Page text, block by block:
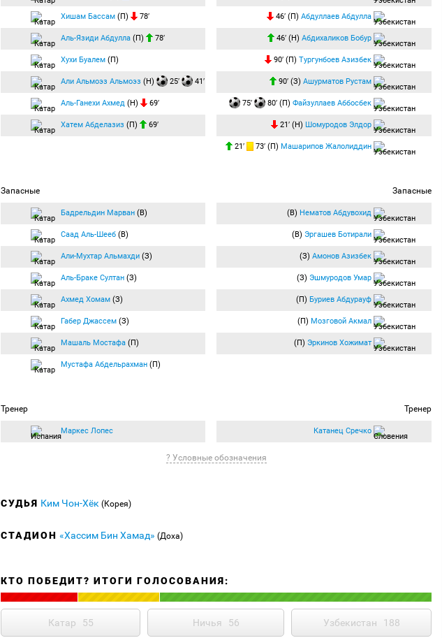
Хишам Бассам (П) 78′
Аль-Язиди Абдулла (П) 78′
Хухи Буалем (П)
Али Альмоэз Альмоэз (Н) 25′ 41′
Аль-Ганехи Ахмед (Н) 69′
Хатем Абделазиз (П) 69′
Запасные
Бадрельдин Марван (В)
Саад Аль-Шееб (В)
Али-Мухтар Альмахди (З)
Аль-Браке Султан (З)
Ахмед Хомам (З)
Габер Джассем (З)
Машаль Мостафа (П)
Мустафа Абдельрахман (П)
Тренер
Маркес Лопес
46′ (П) Абдуллаев Абдулла
46′ (Н) Абдихаликов Бобур
90′ (П) Тургунбоев Азизбек
90′ (З) Ашурматов Рустам
75′ 80′ (П) Файзуллаев Аббосбек
21′ (Н) Шомуродов Элдор
21′ 73′ (П) Машарипов Жалолиддин
Запасные
(В) Нематов Абдувохид
(В) Эргашев Ботирали
(З) Амонов Азизбек
(З) Эшмуродов Умар
(П) Буриев Абдурауф
(П) Мозговой Акмал
(П) Эркинов Хожимат
Тренер
Катанец Сречко
? Условные обозначения
СУДЬЯ Ким Чон-Хёк (Корея)
СТАДИОН «Хассим Бин Хамад» (Доха)
КТО ПОБЕДИТ? ИТОГИ ГОЛОСОВАНИЯ:
Катар 55 Ничья 56 Узбекистан 188